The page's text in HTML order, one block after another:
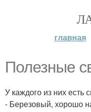
главная
Полезные
У каждого из них есть
- Березовый, хорошо